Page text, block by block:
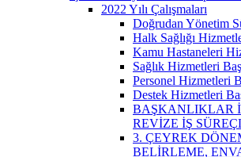
2022 Yılı Çalışmaları
Doğrudan Yönetim
Halk Sağlığı
Kamu Hastaneleri
Sağlık Hizmetleri
Personel Hizmetleri
Destek Hizmetleri
BAŞKANLIKLAR
REVİZE İŞ
3. ÇEYREK
BELİRLEME,